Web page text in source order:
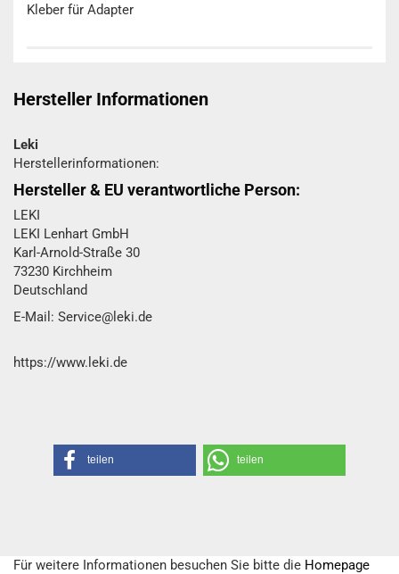
Kleber für Adapter
Hersteller Informationen
Leki
Herstellerinformationen:
Hersteller & EU verantwortliche Person:
LEKI
LEKI Lenhart GmbH
Karl-Arnold-Straße 30
73230 Kirchheim
Deutschland
E-Mail: Service@leki.de
https://www.leki.de
teilen teilen
Für weitere Informationen besuchen Sie bitte die Homepage